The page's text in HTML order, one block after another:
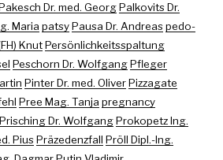
Dr. med. GeorgPalkovits Dr.
Maria patsyPausa Dr. Andreaspedo-
KnutPersönlichkeitsspaltung
Peschorn Dr. WolfgangPfleger
Pinter Dr. med. OliverPizzagate
Pree Mag. Tanja pregnancy
Prisching Dr. WolfgangProkopetz Ing.
PiusPräzedenzfall Pröll Dipl.-Ing.